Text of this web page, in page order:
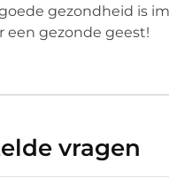
gezondheid is
een gezonde geest!
vragen